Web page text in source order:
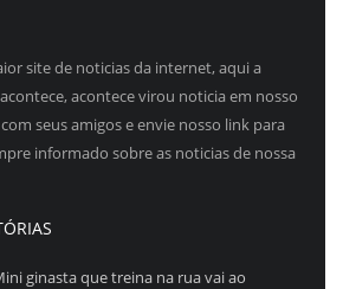
site de noticias da internet, aqui a
acontece virou noticia em nosso
seus amigos e envie nosso link para
informado sobre as noticias de nossa
ginasta que treina na rua vai ao